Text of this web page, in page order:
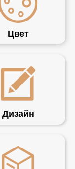
Цвет
Дизайн